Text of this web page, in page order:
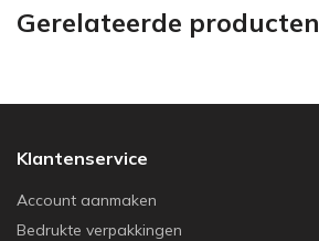
Gerelateerde producten
Klantenservice
Account aanmaken
Bedrukte verpakkingen